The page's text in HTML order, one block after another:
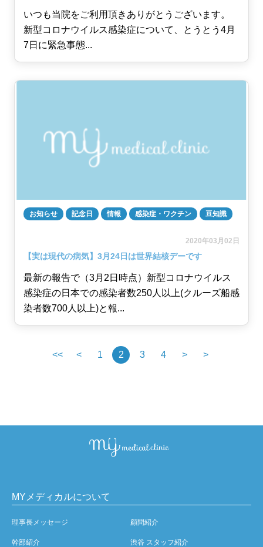
いつも当院をご利用頂きありがとうございます。
新型コロナウイルス感染症について、とうとう4月
7日に緊急事態...
お知らせ 記念日 情報 感染症・ワクチン 豆知識
2020年03月02日
【実は現代の病気】3月24日は世界結核デーです
最新の報告で（3月2日時点）新型コロナウイルス
感染症の日本での感染者数250人以上(クルーズ船感
染者数700人以上)と報...
<< < 1 2 3 4 > >
MYメディカルについて
理事長メッセージ 顧問紹介
幹部紹介 渋谷 スタッフ紹介